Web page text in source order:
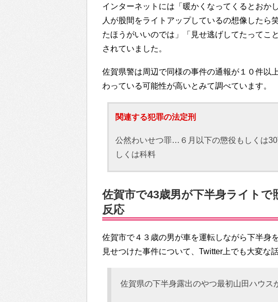
インターネットには「暖かくなってくるとおか
人が股間をライトアップしているの想像したら
たほうがいいのでは」「見せ逃げしてたって
されていました。
佐賀県警は周辺で同様の事件の通報が１０件以
わっている可能性が高いとみて調べています。
関連する犯罪の法定刑
公然わいせつ罪…６月以下の懲役もしくは
しくは科料
佐賀市で43歳男が下半身ライト
反応
佐賀市で４３歳の男が車を運転しながら下半身
見せつけた事件について、Twitter上でも大変な
佐賀県の下半身露出のやつ最初山田ハウス